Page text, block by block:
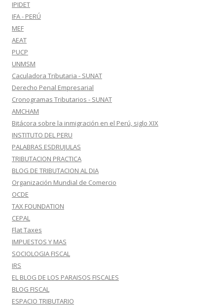
IPIDET
IFA - PERÚ
MEF
AEAT
PUCP
UNMSM
Caculadora Tributaria - SUNAT
Derecho Penal Empresarial
Cronogramas Tributarios - SUNAT
AMCHAM
Bitácora sobre la inmigración en el Perú, siglo XIX
INSTITUTO DEL PERU
PALABRAS ESDRUJULAS
TRIBUTACION PRACTICA
BLOG DE TRIBUTACION AL DIA
Organización Mundial de Comercio
OCDE
TAX FOUNDATION
CEPAL
Flat Taxes
IMPUESTOS Y MAS
SOCIOLOGIA FISCAL
IRS
EL BLOG DE LOS PARAISOS FISCALES
BLOG FISCAL
ESPACIO TRIBUTARIO